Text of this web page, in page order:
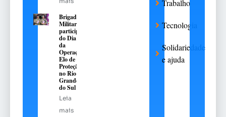
Brigada
Militar
participa
do Dia D
da
Operação
Elo de
Proteção
no Rio
Grande
do Sul
Leia
mais
Trabalho
Tecnologia
Solidariedade
e ajuda